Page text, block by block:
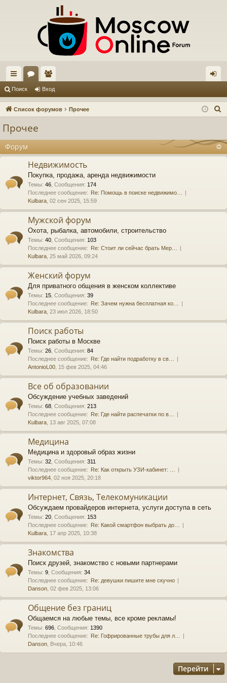
с
ы
и
ум
ол
ьз
и
д
Поиск Вход
Список форумов Прочее
с
к
Прочее
Форум
Недвижимость
Покупка, продажа, аренда недвижимости
Темы: 46 Сообщения: 174
Последнее сообщение: Re: Помощь в поиске недвижимо…
Kulbara , 02 сен 2025, 15:59
Мужской форум
Охота, рыбалка, автомобили, строительство
Темы: 40 Сообщения: 103
Последнее сообщение: Re: Стоит ли сейчас брать Мер…
Kulbara , 25 май 2026, 09:24
Женский форум
Для приватного общения в женском коллективе
Темы: 15 Сообщения: 39
Последнее сообщение: Re: Зачем нужна бесплатная ко…
Kulbara , 23 июл 2026, 18:50
Поиск работы
Поиск работы в Москве
Темы: 26 Сообщения: 84
Последнее сообщение: Re: Где найти подработку в св…
AntonioL00 , 15 фев 2025, 04:46
Все об образовании
Обсуждение учебных заведений
Темы: 68 Сообщения: 213
Последнее сообщение: Re: Где найти распечатки по в…
Kulbara , 13 авг 2025, 07:08
Медицина
Медицина и здоровый образ жизни
Темы: 32 Сообщения: 311
Последнее сообщение: Re: Как открыть УЗИ-кабинет: …
viktor964 , 02 ноя 2025, 20:18
Интернет, Связь, Телекомуникации
Обсуждаем провайдеров интернета, услуги доступа в сеть
Темы: 20 Сообщения: 153
Последнее сообщение: Re: Какой смартфон выбрать до…
Kulbara , 17 апр 2025, 10:38
Знакомства
Поиск друзей, знакомство с новыми партнерами
Темы: 9 Сообщения: 34
Последнее сообщение: Re: девушки пишите мне скучно
Danson , 02 фев 2025, 13:06
Общение без границ
Общаемся на любые темы, все кроме рекламы!
Темы: 696 Сообщения: 1390
Последнее сообщение: Re: Гофрированные трубы для л…
Danson , Вчера, 10:46
Перейти